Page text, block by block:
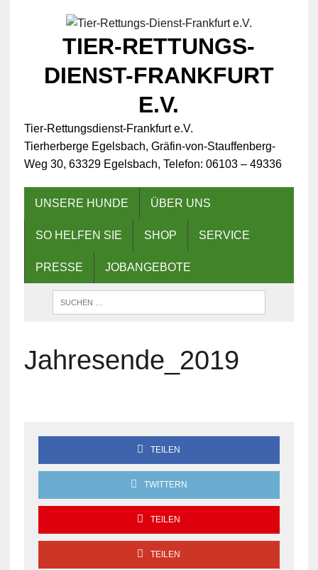
TIER-RETTUNGS-
DIENST-FRANKFURT
E.V.
Tier-Rettungsdienst-Frankfurt e.V.
Tierherberge Egelsbach, Gräfin-von-Stauffenberg-
Weg 30, 63329 Egelsbach, Telefon: 06103 – 49336
UNSERE HUNDE ÜBER UNS
SO HELFEN SIE SHOP SERVICE
PRESSE JOBANGEBOTE
Jahresende_2019
TEILEN
TWITTERN
TEILEN
TEILEN